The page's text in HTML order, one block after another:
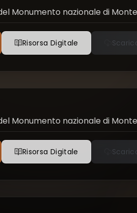
Monumento nazionale di
Risorsa Digitale
Monumento nazionale di
Risorsa Digitale